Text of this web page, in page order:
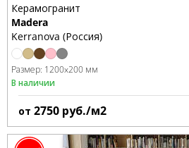
Керамогранит
Madera
Kerranova (Россия)
Размер: 1200x200 мм
В наличии
от 2750 руб./м2